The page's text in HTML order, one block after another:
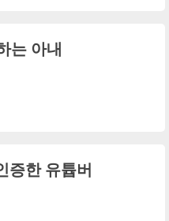
는 아내
증한 유튭버